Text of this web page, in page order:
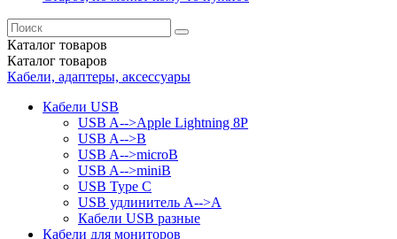
Каталог товаров
Каталог товаров
Кабели, адаптеры, аксессуары
Кабели USB
USB A-->Apple Lightning 8P
USB A-->B
USB A-->microB
USB A-->miniB
USB Type C
USB удлинитель A-->A
Кабели USB разные
Кабели для мониторов